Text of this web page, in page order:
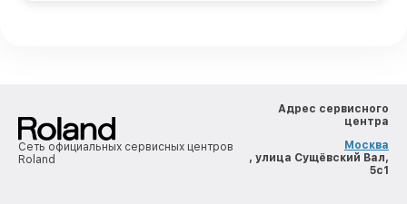
Сеть официальных сервисных центров
Roland
Адрес сервисного
центра
Москва
, улица Сущёвский Вал,
5с1